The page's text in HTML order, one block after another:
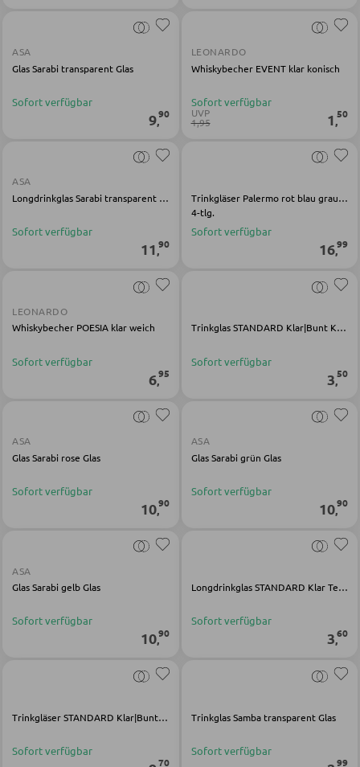
Boxspringbetten
Polsterbetten
Einzelbetten
Komplette Schlafzimmer
MATRATZEN SHOP
Lattenroste
KLEIDERSCHRÄNKE
Schwebetürenschränke
Drehtürenschränke
SPIEGEL
Wandspiegel
Schmink- und Kosmetikspiegel
BARMÖBEL
Bartische
ASA
Glas Sarabi transparent Glas
Sofort verfügbar
9,90
LEONARDO
Whiskybecher EVENT klar konisch
Sofort verfügbar
UVP
1,95 1,50
ASA
Longdrinkglas Sarabi transparent Glas
Sofort verfügbar
11,90
Trinkgläser Palermo rot blau grau orange Glas
4-tlg.
Sofort verfügbar
16,99
LEONARDO
Whiskybecher POESIA klar weich
Sofort verfügbar
6,95
Trinkglas STANDARD Klar|Bunt Kalk-Soda-Glas
Sofort verfügbar
3,50
ASA
Glas Sarabi rose Glas
Sofort verfügbar
10,90
ASA
Glas Sarabi grün Glas
Sofort verfügbar
10,90
ASA
Glas Sarabi gelb Glas
Sofort verfügbar
10,90
Longdrinkglas STANDARD Klar Temperglas
Sofort verfügbar
3,60
Trinkgläser STANDARD Klar|Bunt Kalk-Soda-Glas
Sofort verfügbar
70
Trinkglas Samba transparent Glas
Sofort verfügbar
99